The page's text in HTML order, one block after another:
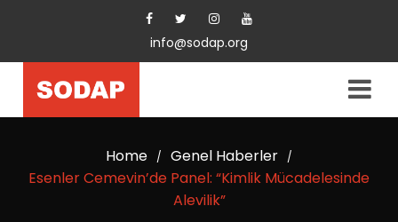
info@sodap.org
Home / Genel Haberler /
Esenler Cemevin’de Panel: “Kimlik Mücadelesinde
Alevilik”